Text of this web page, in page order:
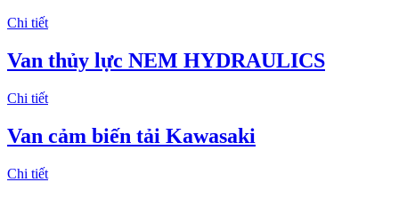
Chi tiết
Van thủy lực NEM HYDRAULICS
Chi tiết
Van cảm biến tải Kawasaki
Chi tiết